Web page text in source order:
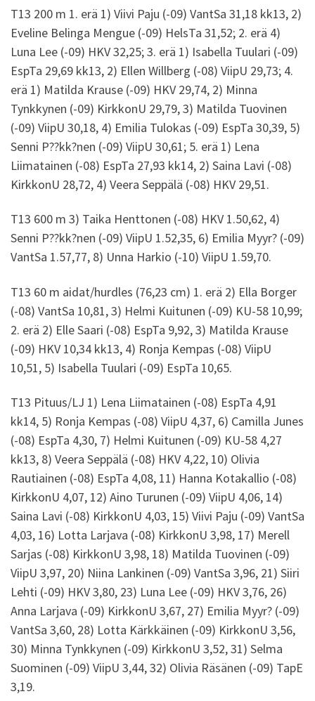
T13 200 m 1. erä 1) Viivi Paju (-09) VantSa 31,18 kk13, 2)
Eveline Belinga Mengue (-09) HelsTa 31,52; 2. erä 4)
Luna Lee (-09) HKV 32,25; 3. erä 1) Isabella Tuulari (-09)
EspTa 29,69 kk13, 2) Ellen Willberg (-08) ViipU 29,73; 4.
erä 1) Matilda Krause (-09) HKV 29,74, 2) Minna
Tynkkynen (-09) KirkkonU 29,79, 3) Matilda Tuovinen
(-09) ViipU 30,18, 4) Emilia Tulokas (-09) EspTa 30,39, 5)
Senni P??kk?nen (-09) ViipU 30,61; 5. erä 1) Lena
Liimatainen (-08) EspTa 27,93 kk14, 2) Saina Lavi (-08)
KirkkonU 28,72, 4) Veera Seppälä (-08) HKV 29,51.
T13 600 m 3) Taika Henttonen (-08) HKV 1.50,62, 4)
Senni P??kk?nen (-09) ViipU 1.52,35, 6) Emilia Myyr? (-09)
VantSa 1.57,77, 8) Unna Harkio (-10) ViipU 1.59,70.
T13 60 m aidat/hurdles (76,23 cm) 1. erä 2) Ella Borger
(-08) VantSa 10,81, 3) Helmi Kuitunen (-09) KU-58 10,99;
2. erä 2) Elle Saari (-08) EspTa 9,92, 3) Matilda Krause
(-09) HKV 10,34 kk13, 4) Ronja Kempas (-08) ViipU
10,51, 5) Isabella Tuulari (-09) EspTa 10,65.
T13 Pituus/LJ 1) Lena Liimatainen (-08) EspTa 4,91
kk14, 5) Ronja Kempas (-08) ViipU 4,37, 6) Camilla Junes
(-08) EspTa 4,30, 7) Helmi Kuitunen (-09) KU-58 4,27
kk13, 8) Veera Seppälä (-08) HKV 4,22, 10) Olivia
Rautiainen (-08) EspTa 4,08, 11) Hanna Kotakallio (-08)
KirkkonU 4,07, 12) Aino Turunen (-09) ViipU 4,06, 14)
Saina Lavi (-08) KirkkonU 4,03, 15) Viivi Paju (-09) VantSa
4,03, 16) Lotta Larjava (-08) KirkkonU 3,98, 17) Merell
Sarjas (-08) KirkkonU 3,98, 18) Matilda Tuovinen (-09)
ViipU 3,97, 20) Niina Lankinen (-09) VantSa 3,96, 21) Siiri
Lehti (-09) HKV 3,80, 23) Luna Lee (-09) HKV 3,76, 26)
Anna Larjava (-09) KirkkonU 3,67, 27) Emilia Myyr? (-09)
VantSa 3,60, 28) Lotta Kärkkäinen (-09) KirkkonU 3,56,
30) Minna Tynkkynen (-09) KirkkonU 3,52, 31) Selma
Suominen (-09) ViipU 3,44, 32) Olivia Räsänen (-09) TapE
3,19.